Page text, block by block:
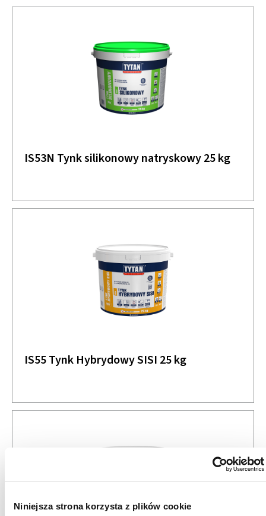
Niniejsza strona korzysta z plików cookie
IS53N Tynk silikonowy natryskowy 25 kg
IS55 Tynk Hybrydowy SISI 25 kg